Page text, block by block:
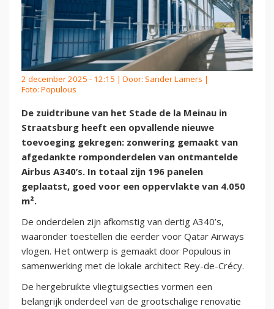
2 december 2025 - 12:15 | Door: Sander Lamers |
Foto: Populous
De zuidtribune van het Stade de la Meinau in
Straatsburg heeft een opvallende nieuwe
toevoeging gekregen: zonwering gemaakt van
afgedankte romponderdelen van ontmantelde
Airbus A340’s. In totaal zijn 196 panelen
geplaatst, goed voor een oppervlakte van 4.050
m².
De onderdelen zijn afkomstig van dertig A340’s,
waaronder toestellen die eerder voor Qatar Airways
vlogen. Het ontwerp is gemaakt door Populous in
samenwerking met de lokale architect Rey-de-Crécy.
De hergebruikte vliegtuigsecties vormen een
belangrijk onderdeel van de grootschalige renovatie